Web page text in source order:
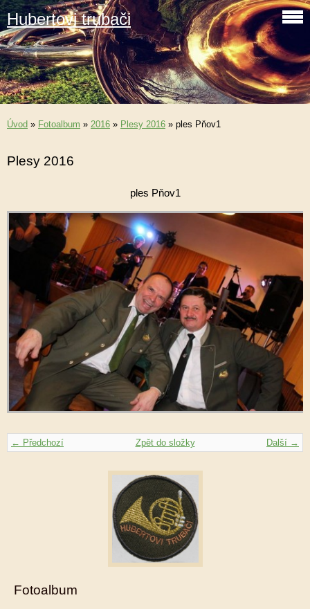
Hubertovi trubači
Úvod » Fotoalbum » 2016 » Plesy 2016 » ples Pňov1
Plesy 2016
ples Pňov1
← Předchozí Další →
Zpět do složky
Fotoalbum